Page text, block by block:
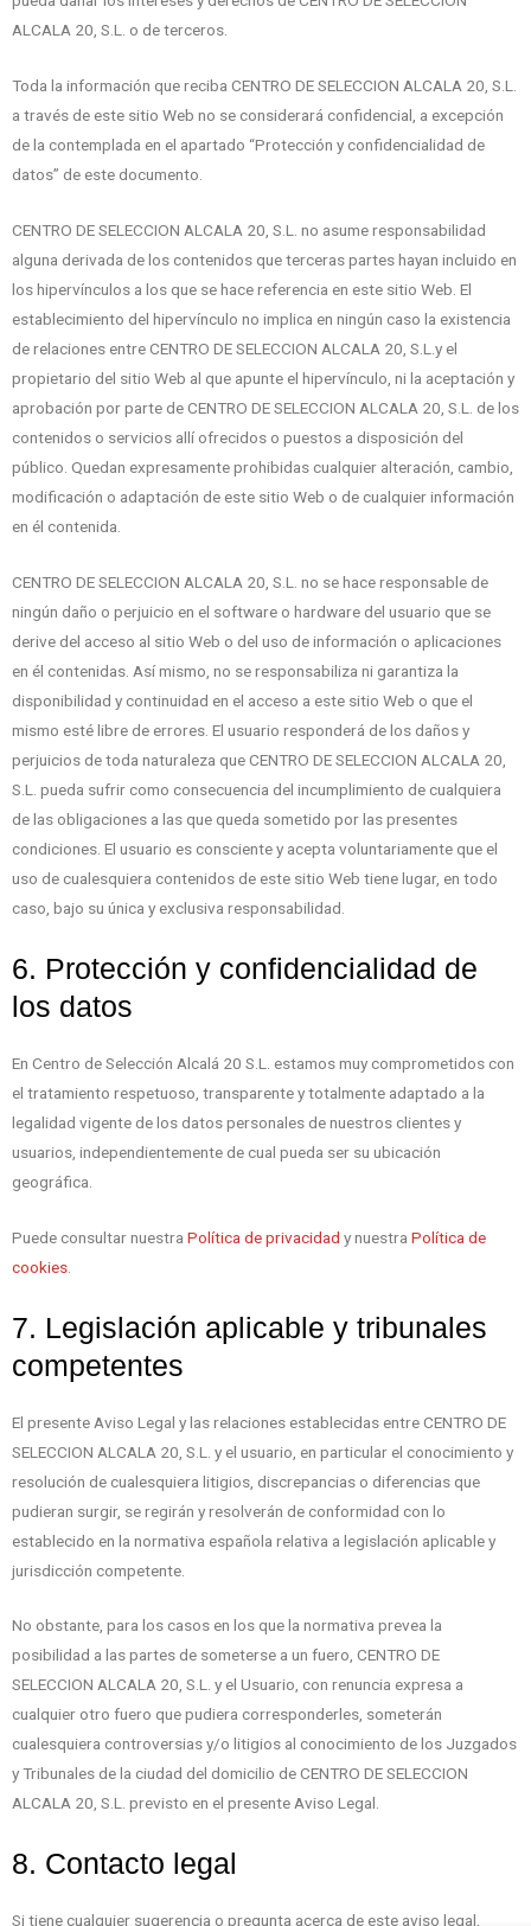
ALCALA 20, S.L. o de terceros.
Toda la información que reciba CENTRO DE SELECCION ALCALA 20, S.L.
a través de este sitio Web no se considerará confidencial, a excepción
de la contemplada en el apartado “Protección y confidencialidad de
datos” de este documento.
CENTRO DE SELECCION ALCALA 20, S.L. no asume responsabilidad
alguna derivada de los contenidos que terceras partes hayan incluido en
los hipervínculos a los que se hace referencia en este sitio Web. El
establecimiento del hipervínculo no implica en ningún caso la existencia
de relaciones entre CENTRO DE SELECCION ALCALA 20, S.L.y el
propietario del sitio Web al que apunte el hipervínculo, ni la aceptación y
aprobación por parte de CENTRO DE SELECCION ALCALA 20, S.L. de los
contenidos o servicios allí ofrecidos o puestos a disposición del
público. Quedan expresamente prohibidas cualquier alteración, cambio,
modificación o adaptación de este sitio Web o de cualquier información
en él contenida.
CENTRO DE SELECCION ALCALA 20, S.L. no se hace responsable de
ningún daño o perjuicio en el software o hardware del usuario que se
derive del acceso al sitio Web o del uso de información o aplicaciones
en él contenidas. Así mismo, no se responsabiliza ni garantiza la
disponibilidad y continuidad en el acceso a este sitio Web o que el
mismo esté libre de errores. El usuario responderá de los daños y
perjuicios de toda naturaleza que CENTRO DE SELECCION ALCALA 20,
S.L. pueda sufrir como consecuencia del incumplimiento de cualquiera
de las obligaciones a las que queda sometido por las presentes
condiciones. El usuario es consciente y acepta voluntariamente que el
uso de cualesquiera contenidos de este sitio Web tiene lugar, en todo
caso, bajo su única y exclusiva responsabilidad.
6. Protección y confidencialidad de
los datos
En Centro de Selección Alcalá 20 S.L. estamos muy comprometidos con
el tratamiento respetuoso, transparente y totalmente adaptado a la
legalidad vigente de los datos personales de nuestros clientes y
usuarios, independientemente de cual pueda ser su ubicación
geográfica.
Puede consultar nuestra Política de privacidad y nuestra Política de
cookies
7. Legislación aplicable y tribunales
competentes
El presente Aviso Legal y las relaciones establecidas entre CENTRO DE
SELECCION ALCALA 20, S.L. y el usuario, en particular el conocimiento y
resolución de cualesquiera litigios, discrepancias o diferencias que
pudieran surgir, se regirán y resolverán de conformidad con lo
establecido en la normativa española relativa a legislación aplicable y
jurisdicción competente.
No obstante, para los casos en los que la normativa prevea la
posibilidad a las partes de someterse a un fuero, CENTRO DE
SELECCION ALCALA 20, S.L. y el Usuario, con renuncia expresa a
cualquier otro fuero que pudiera corresponderles, someterán
cualesquiera controversias y/o litigios al conocimiento de los Juzgados
y Tribunales de la ciudad del domicilio de CENTRO DE SELECCION
ALCALA 20, S.L. previsto en el presente Aviso Legal.
8. Contacto legal
Si tiene cualquier sugerencia o pregunta acerca de este aviso legal,